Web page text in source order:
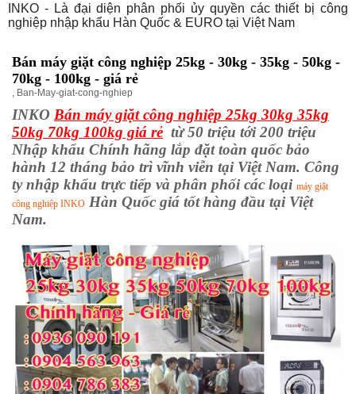
INKO - Là đại diện phân phối ủy quyền các thiết bị công
nghiệp nhập khẩu Hàn Quốc & EURO tại Việt Nam
Bán máy giặt công nghiệp 25kg - 30kg - 35kg - 50kg -
70kg - 100kg - giá rẻ
Ban-May-giat-cong-nghiep
INKO Bán máy giặt công nghiệp 25kg 30kg 35kg
50kg 70kg 100kg giá rẻ từ 50 triệu tới 200 triệu
Nhập khẩu Chính hãng lắp đặt toàn quốc bảo
hành 12 tháng bảo trì vĩnh viễn tại Việt Nam. Công
ty nhập khẩu trực tiếp và phân phối các loại máy giặt
công nghiệp INKO Hàn Quốc giá tốt hàng đầu tại Việt
Nam.